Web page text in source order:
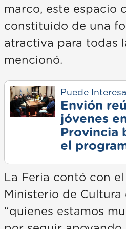
marco, este espacio
constituido de una
atractiva para todas
mencionó.
Puede
Envión
jóvenes
Provincia
el
La Feria contó con el
Ministerio de Cultura
“quienes estamos